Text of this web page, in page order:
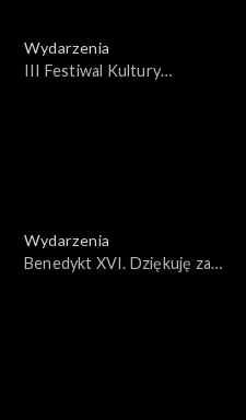
Wydarzenia
III Festiwal Kultury
Wydarzenia
Benedykt XVI. Dziękuję za